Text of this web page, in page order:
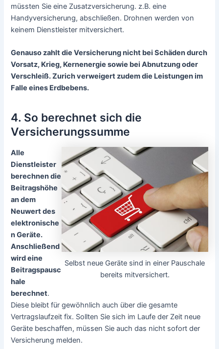
müssten Sie eine Zusatzversicherung. z.B. eine
Handyversicherung, abschließen. Drohnen werden von
keinem Dienstleister mitversichert.
Genauso zahlt die Versicherung nicht bei Schäden durch
Vorsatz, Krieg, Kernenergie sowie bei Abnutzung oder
Verschleiß. Zurich verweigert zudem die Leistungen im
Falle eines Erdbebens.
4. So berechnet sich die
Versicherungssumme
Selbst neue Geräte sind in einer Pauschale
bereits mitversichert.
Alle
Dienstleister
berechnen die
Beitragshöhe
an dem
Neuwert des
elektronische
n Geräte.
Anschließend
wird eine
Beitragspausc
hale
berechnet.
Diese bleibt für gewöhnlich auch über die gesamte
Vertragslaufzeit fix. Sollten Sie sich im Laufe der Zeit neue
Geräte beschaffen, müssen Sie auch das nicht sofort der
Versicherung melden.